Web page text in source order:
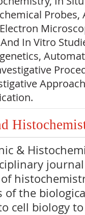
In Vitro
&
of
of the
cell biology